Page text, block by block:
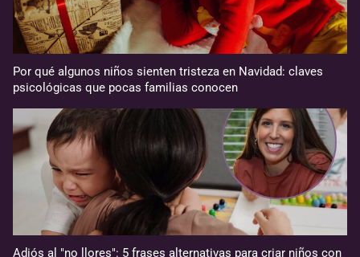
Por qué algunos niños sienten tristeza en Navidad: claves
psicológicas que pocas familias conocen
Adiós al "no llores": 5 frases alternativas para criar niños con